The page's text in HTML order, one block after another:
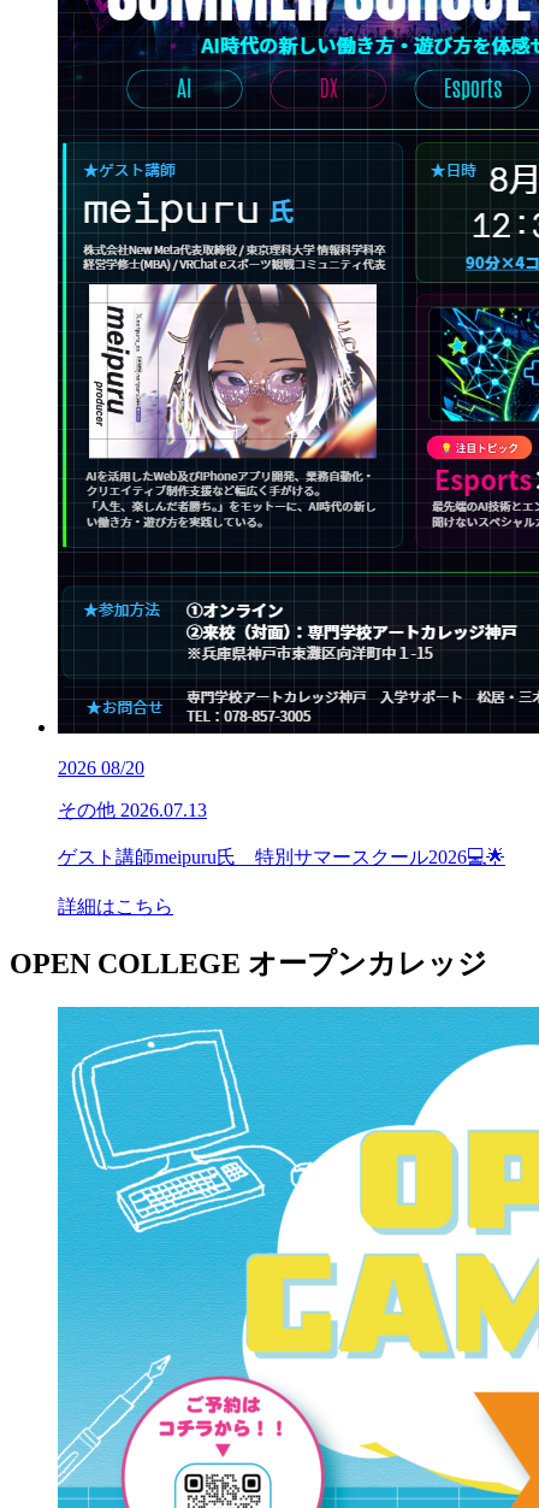
2026 08/20
その他 2026.07.13
ゲスト講師meipuru氏 特別サマースクール2026💻🌟
詳細はこちら
OPEN COLLEGE オープンカレッジ